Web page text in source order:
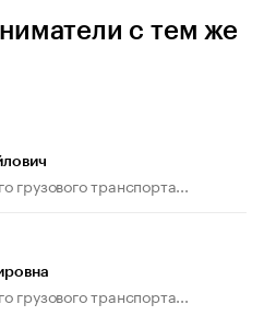
с тем же
грузового транспорта...
грузового транспорта...